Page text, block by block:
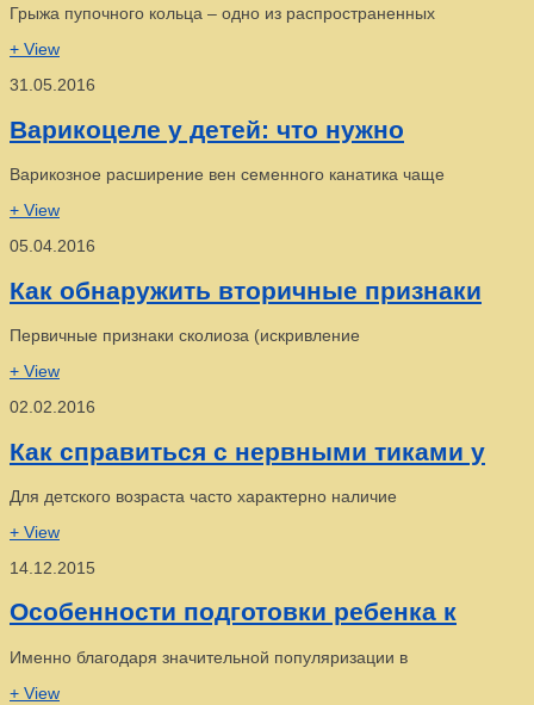
Грыжа пупочного кольца – одно из распространенных
+ View
31.05.2016
Варикоцеле у детей: что нужно
Варикозное расширение вен семенного канатика чаще
+ View
05.04.2016
Как обнаружить вторичные признаки
Первичные признаки сколиоза (искривление
+ View
02.02.2016
Как справиться с нервными тиками у
Для детского возраста часто характерно наличие
+ View
14.12.2015
Особенности подготовки ребенка к
Именно благодаря значительной популяризации в
+ View